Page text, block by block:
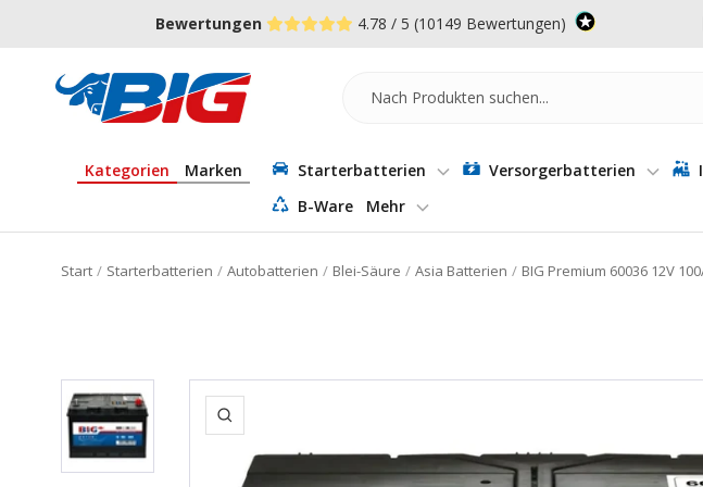
Zum Menü springen
Fußzeile springen
Barrierefreiheits-Widget öffnen
Bewertungen 4.78 / 5 (10149 Bewertungen)
Batterie-
Industrie-
Kategorien Marken Starterbatterien Versorgerbatterien
B-Ware
Mehr
Start Starterbatterien Autobatterien Blei-Säure Asia Batterien BIG Premium 60036 12V
Zoom